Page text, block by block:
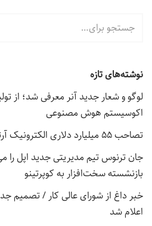
نوشته‌های تازه
لوگو و شعار جدید آنر معرفی شد؛ از
اکوسیستم هوش مصنوعی
تصاحب ۵۵ میلیارد دلاری الکترونیک آرتز توسط عربستان نهایی شد
جان ترنوس تیم مدیریتی جدید اپل را
بازنشسته سخت‌افزار به کوپرتینو
خبر داغ از شورای عالی کار / تصمیم
اعلام شد